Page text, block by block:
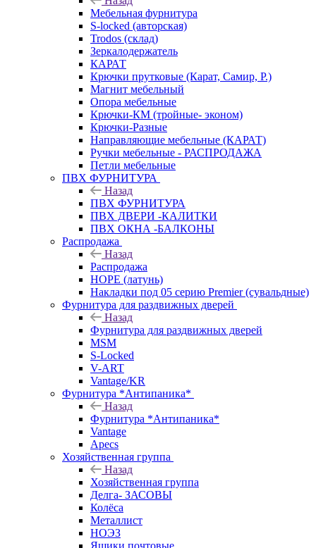
Мебельная фурнитура
S-locked (авторская)
Trodos (склад)
Зеркалодержатель
КАРАТ
Крючки прутковые (Карат, Самир, Р.)
Магнит мебельный
Опора мебельные
Крючки-КМ (тройные- эконом)
Крючки-Разные
Направляющие мебельные (КАРАТ)
Ручки мебельные - РАСПРОДАЖА
Петли мебельные
ПВХ ФУРНИТУРА
Назад
ПВХ ФУРНИТУРА
ПВХ ДВЕРИ -КАЛИТКИ
ПВХ ОКНА -БАЛКОНЫ
Распродажа
Назад
Распродажа
HOPE (латунь)
Накладки под 05 серию Premier (сувальдные)
Фурнитура для раздвижных дверей
Назад
Фурнитура для раздвижных дверей
MSM
S-Locked
V-ART
Vantage/KR
Фурнитура *Антипаника*
Назад
Фурнитура *Антипаника*
Vantage
Apecs
Хозяйственная группа
Назад
Хозяйственная группа
Делга- ЗАСОВЫ
Колёса
Металлист
НОЭЗ
Ящики почтовые